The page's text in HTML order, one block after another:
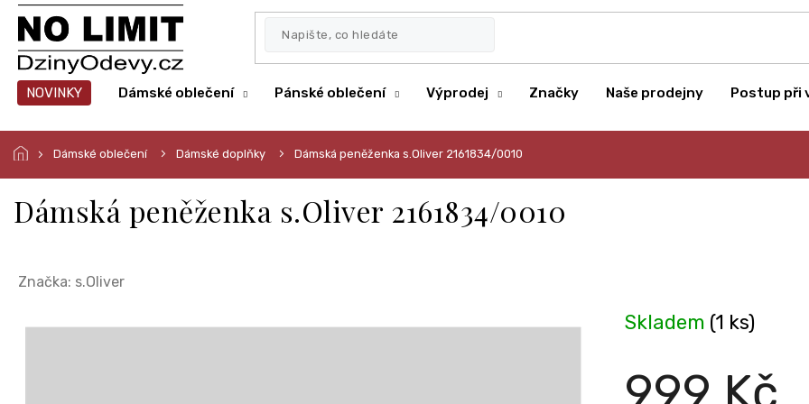
Přejít
obsah
NOVINKY Dámské oblečení Pánské oblečení Výprodej Značky Naše prodejny Postup při
Dámské oblečení Dámské doplňky Dámská peněženka s.Oliver 2161834/0010
Dámská peněženka s.Oliver 2161834/0010
Značka: s.Oliver
999 Kč
Skladem (1 ks)